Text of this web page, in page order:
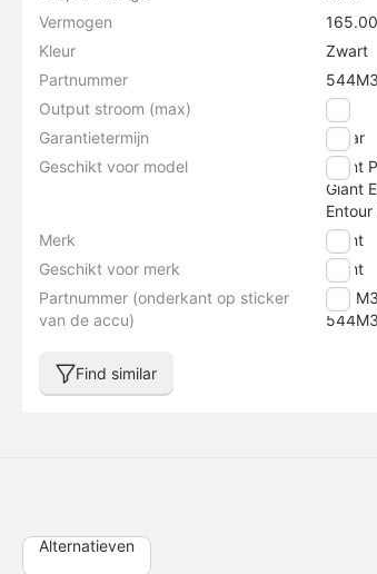
Vermogen
Kleur
Zwart
Partnummer
Output stroom (max)
4 A
Garantietermijn
1 jaar
Geschikt voor model
Giant
Giant
Merk
Giant
Geschikt voor merk
Giant
Partnummer (onderkant op sticker
van de accu)
Find similar
Alternatieven